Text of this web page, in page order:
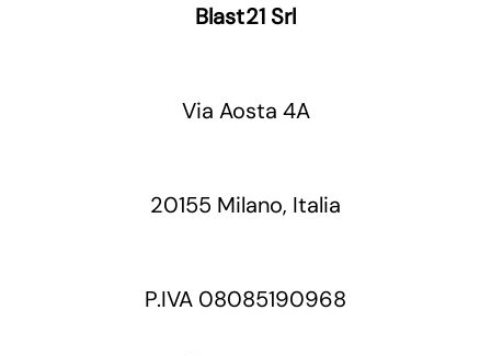
Blast21 Srl
Via Aosta 4A
20155 Milano, Italia
P.IVA 08085190968